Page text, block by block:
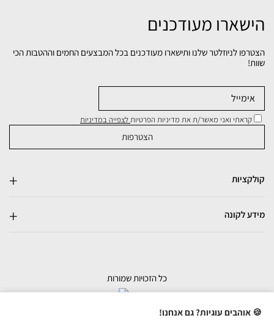
הישארו מעודכנים
הצטרפו לניוזלטר שלנו ותישארו מעודכנים בכל המבצעים החמים וההטבות הכי
שוות!
קראתי ואני מאשר/ת את מדיניות הפרטיותלצפייה במדיניות
קולקציות
מידע לקונה
בניית אתרי מכירות
כל הזכויות שמורות
🍪 אוהבים עוגיות? גם אנחנו!